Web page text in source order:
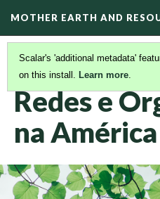
MOTHER EARTH AND
Scalar's 'additional metadata'
on this install. Learn more.
RECURSOS EM PORTUGUÊS
Redes e
na